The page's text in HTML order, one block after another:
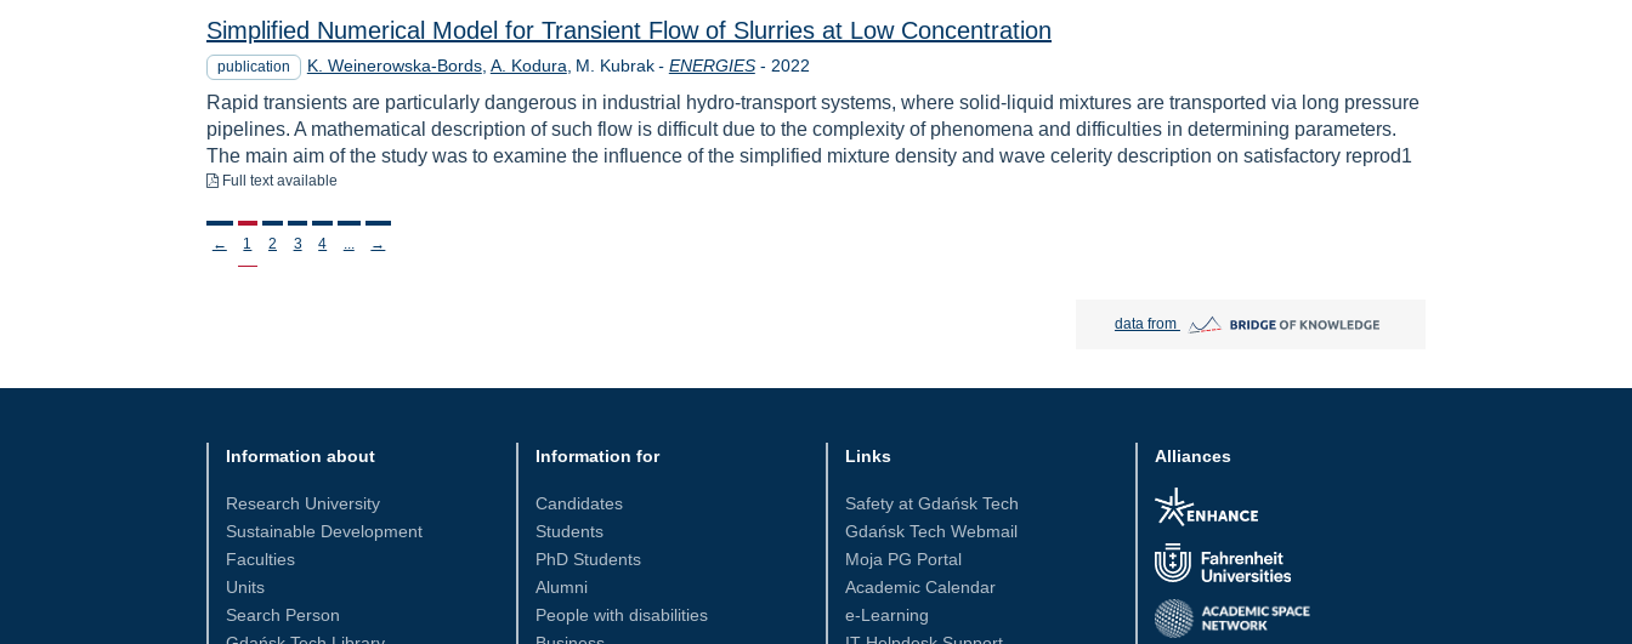
Simplified Numerical Model for Transient Flow of Slurries at Low Concentration
publication K. Weinerowska-Bords A. Kodura M. Kubrak - ENERGIES- Year
2022
Rapid transients are particularly dangerous in industrial hydro-transport systems, where solid-liquid mixtures are transported via long pressure
pipelines. A mathematical description of such flow is difficult due to the complexity of phenomena and difficulties in determining parameters.
The main aim of the study was to examine the influence of the simplified mixture density and wave celerity description on satisfactory reprod1
Full text available
Stronicowanie
← 1 2 3 4 →
data from Bridge of Knowledge open in new tab
Alliances
Information about
Research University
Sustainable Development
Faculties
Units
Search Person
Information for
Candidates
Students
PhD Students
Alumni
People with disabilities
Links
Safety at Gdańsk Tech
Gdańsk Tech Webmail
Moja PG Portal
Academic Calendar
e-Learning